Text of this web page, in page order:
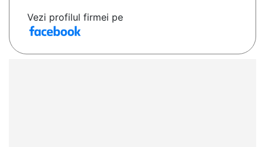
Vezi profilul firmei pe